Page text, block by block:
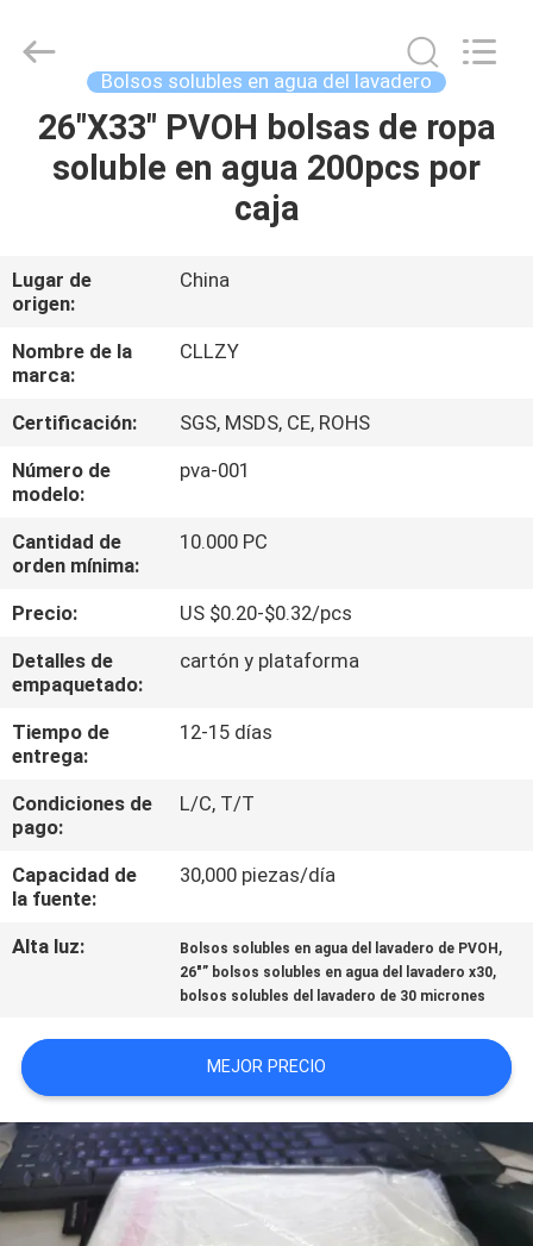
EN
CASA
SOBRE
NOSOTROS
RECORRIDO
POR
FÁBRICA
CONTROL
DE
CALIDAD
NOTICIAS
SOLICITAR
UNA CITA
SITIO
PRIVACY
POLICY
Macromolecule
Materials
Reserved.
Bolsos solubles en agua del lavadero
26"X33" PVOH bolsas de ropa
soluble en agua 200pcs por
caja
Lugar de
origen:
China
Nombre de la
marca:
CLLZY
Certificación:
SGS, MSDS, CE, ROHS
Número de
modelo:
pva-001
Cantidad de
orden mínima:
10.000 PC
Precio:
US $0.20-$0.32/pcs
Detalles de
empaquetado:
cartón y plataforma
Tiempo de
entrega:
12-15 días
Condiciones de
pago:
L/C, T/T
Capacidad de
la fuente:
30,000 piezas/día
Alta luz: Bolsos solubles en agua del lavadero de PVOH ,
26"” bolsos solubles en agua del lavadero x30,
bolsos solubles del lavadero de 30 micrones
MEJOR PRECIO